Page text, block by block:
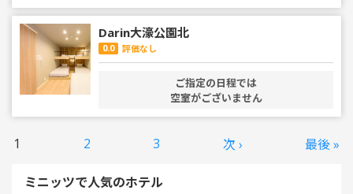
Darin大濠公園北
0.0 評価なし
ご指定の日程では
空室がございません
1 2 3 次 › 最後 »
ミニッツで人気のホテル